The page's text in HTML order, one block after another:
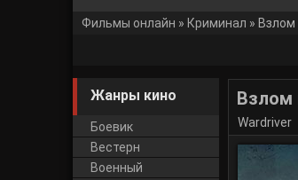
Фильмы онлайн » Криминал »
Взлом
Wardriver
Жанры кино
Боевик
Вестерн
Военный